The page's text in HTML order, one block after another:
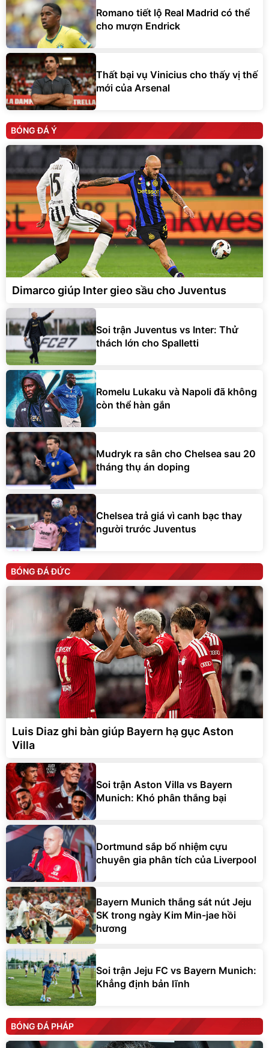
Romano tiết lộ Real Madrid có thể
cho mượn Endrick
Thất bại vụ Vinicius cho thấy vị thế
mới của Arsenal
BÓNG ĐÁ Ý
Dimarco giúp Inter gieo sầu cho Juventus
Soi trận Juventus vs Inter: Thử
thách lớn cho Spalletti
Romelu Lukaku và Napoli đã không
còn thể hàn gắn
Mudryk ra sân cho Chelsea sau 20
tháng thụ án doping
Chelsea trả giá vì canh bạc thay
người trước Juventus
BÓNG ĐÁ ĐỨC
Luis Diaz ghi bàn giúp Bayern hạ gục Aston
Villa
Soi trận Aston Villa vs Bayern
Munich: Khó phân thắng bại
Dortmund sắp bổ nhiệm cựu
chuyên gia phân tích của Liverpool
Bayern Munich thắng sát nút Jeju
SK trong ngày Kim Min-jae hồi
hương
Soi trận Jeju FC vs Bayern Munich:
Khẳng định bản lĩnh
BÓNG ĐÁ PHÁP